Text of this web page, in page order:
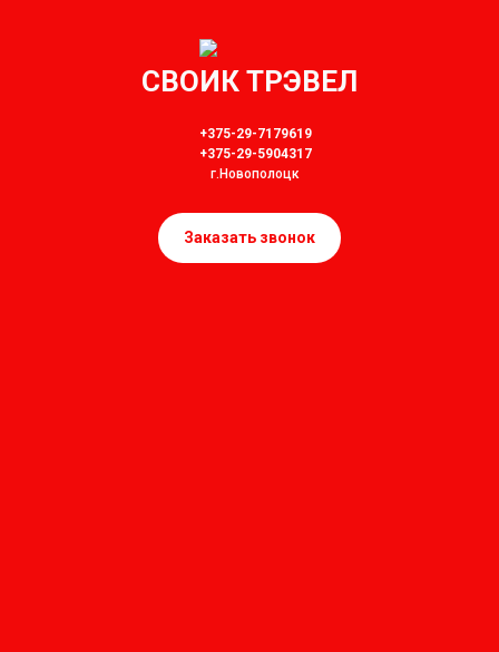
СВОИК ТРЭВЕЛ
+375-29-7179619
+375-29-5904317
г.Новополоцк
Заказать звонок